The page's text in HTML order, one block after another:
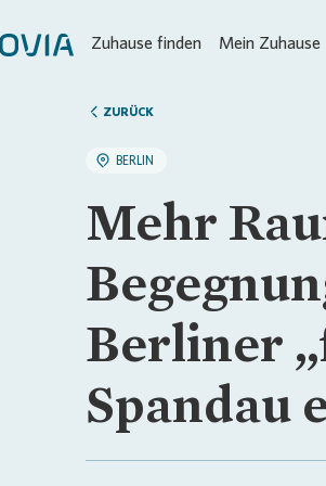
Zuhause finden Mein Zuhause
ZURÜCK
BERLIN
Mehr
Berliner
Spandau